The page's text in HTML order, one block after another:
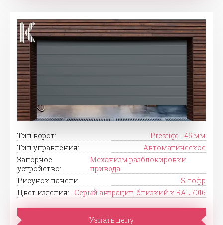
Тип ворот:
Prestige - 45 мм
Тип управления:
Автоматическое
Запорное
устройство:
Механизм разблокировки
привода
Рисунок панели:
S-гофр
Цвет изделия:
Серый антрацит, близкий к RAL 7016
Узнать цену